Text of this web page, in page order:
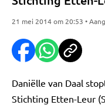
21 mei 2014 om 20:53 •
Daniëlle van Daal
Stichting Etten-Leur